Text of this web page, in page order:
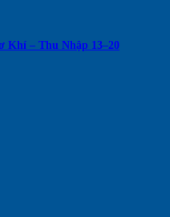
Khí – Thu Nhập 13–20